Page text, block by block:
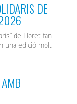
DE
de Lloret fan
una edició molt